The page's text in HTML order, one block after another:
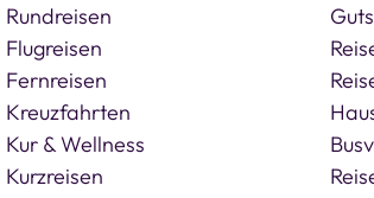
Rundreisen
Flugreisen
Fernreisen
Kreuzfahrten
Kur & Wellness
Kurzreisen